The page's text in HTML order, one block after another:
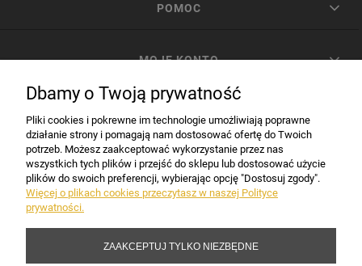
POMOC
MOJE KONTO
INFORMACJE
Dbamy o Twoją prywatność
Pliki cookies i pokrewne im technologie umożliwiają poprawne
działanie strony i pomagają nam dostosować ofertę do Twoich
potrzeb. Możesz zaakceptować wykorzystanie przez nas
wszystkich tych plików i przejść do sklepu lub dostosować użycie
plików do swoich preferencji, wybierając opcję "Dostosuj zgody".
Więcej o plikach cookies przeczytasz w naszej Polityce
prywatności.
ZAAKCEPTUJ TYLKO NIEZBĘDNE